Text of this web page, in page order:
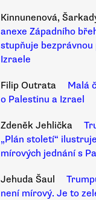
Kinnunenová,
anexe Západního
stupňuje
Izraele
Filip Outrata
Malá
o Palestinu a Izrael
Zdeněk Jehlička
„Plán století“
mírových jednání s
Jehuda Šaul
není mírový. Je to